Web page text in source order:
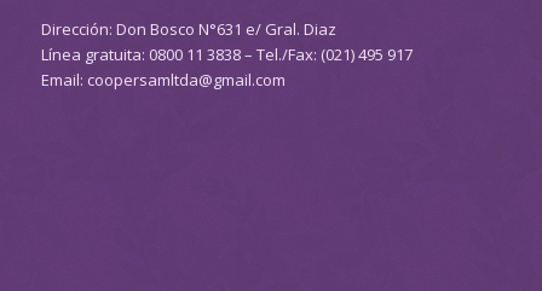
Dirección: Don Bosco N°631 e/ Gral. Diaz
Línea gratuita: 0800 11 3838 – Tel./Fax: (021) 495 917
Email: coopersamltda@gmail.com